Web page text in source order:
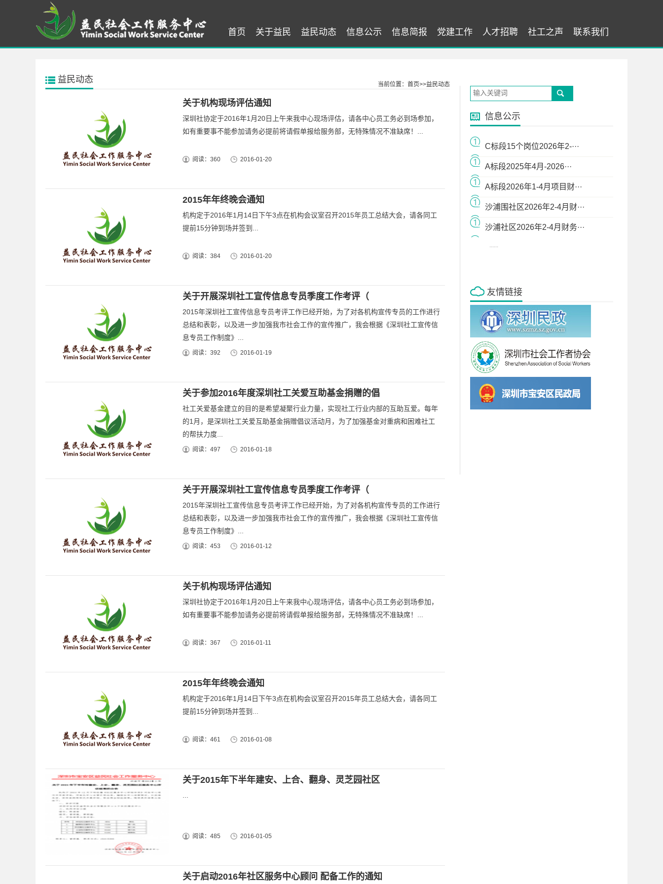
首页 关于益民 益民动态 信息公示 信息简报 党建工作 人才招聘 社工之声 联系我们
益民动态 当前位置： 首页>>益民动态
关于机构现场评估通知
深圳社协定于2016年1月20日上午来我中心现场评估，请各中心员工务必到场参加，
如有重要事不能参加请务必提前将请假单报给服务部，无特殊情况不准缺席！...
阅读：360 2016-01-20
2015年年终晚会通知
机构定于2016年1月14日下午3点在机构会议室召开2015年员工总结大会，请各同工
提前15分钟到场并签到...
阅读：384 2016-01-20
关于开展深圳社工宣传信息专员季度工作考评（
2015年深圳社工宣传信息专员考评工作已经开始，为了对各机构宣传专员的工作进行
总结和表彰，以及进一步加强我市社会工作的宣传推广，我会根据《深圳社工宣传信
息专员工作制度》...
阅读：392 2016-01-19
关于参加2016年度深圳社工关爱互助基金捐赠的倡
社工关爱基金建立的目的是希望凝聚行业力量，实现社工行业内部的互助互爱。每年
的1月，是深圳社工关爱互助基金捐赠倡议活动月，为了加强基金对重病和困难社工
的帮扶力度...
阅读：497 2016-01-18
关于开展深圳社工宣传信息专员季度工作考评（
2015年深圳社工宣传信息专员考评工作已经开始，为了对各机构宣传专员的工作进行
总结和表彰，以及进一步加强我市社会工作的宣传推广，我会根据《深圳社工宣传信
息专员工作制度》...
阅读：453 2016-01-12
关于机构现场评估通知
深圳社协定于2016年1月20日上午来我中心现场评估，请各中心员工务必到场参加，
如有重要事不能参加请务必提前将请假单报给服务部，无特殊情况不准缺席！...
阅读：367 2016-01-11
2015年年终晚会通知
机构定于2016年1月14日下午3点在机构会议室召开2015年员工总结大会，请各同工
提前15分钟到场并签到...
阅读：461 2016-01-08
关于2015年下半年建安、上合、翻身、灵芝园社区
阅读：485 2016-01-05
关于启动2016年社区服务中心顾问 配备工作的通知
信息公示
C标段15个岗位2026年2-···
A标段2025年4月-2026···
A标段2026年1-4月项目财···
沙浦围社区2026年2-4月财···
沙浦社区2026年2-4月财务···
......
友情链接